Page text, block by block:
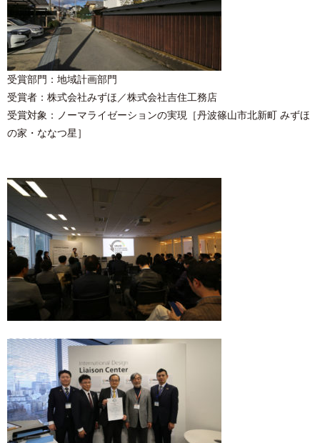
受賞部門：地域計画部門
受賞者：株式会社みずほ／株式会社吉住工務店
受賞対象：ノーマライゼーションの実現［丹波篠山市北新町 みずほ
の家・ななつ星］